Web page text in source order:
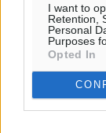
I want to
Retention,
Personal
Purposes
Opted In